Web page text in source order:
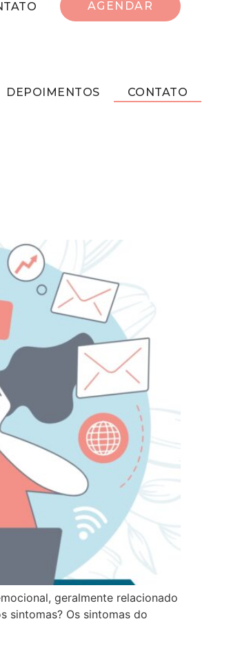
AGENDAR
DEPOIMENTOS CONTATO
geralmente relacionado
sintomas? Os sintomas do